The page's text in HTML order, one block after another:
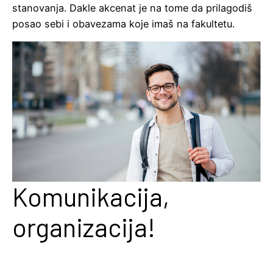
stanovanja. Dakle akcenat je na tome da prilagodiš
posao sebi i obavezama koje imaš na fakultetu.
Komunikacija,
organizacija!